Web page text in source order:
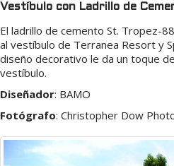
Vestíbulo con Ladrillo de
El ladrillo de cemento St. Tropez-
al vestíbulo de Terranea Resort y
diseño decorativo le da un toque
vestíbulo.
Diseñador: BAMO
Fotógrafo: Christopher Dow